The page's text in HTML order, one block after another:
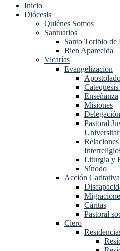
Inicio
Diócesis
Quiénes Somos
Santuarios
Santo Toribio de
Bien Aparecida
Vicarías
Evangelización
Enseñanza
Misiones
Pastoral
Liturgia y
Sínodo
Acción
Cáritas
Pastoral
Clero